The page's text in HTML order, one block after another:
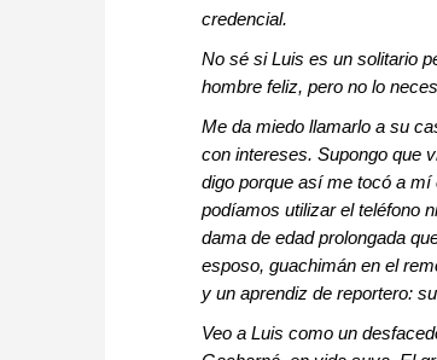
credencial.
No sé si Luis es un solitario
hombre feliz, pero no lo
Me da miedo llamarlo a su
con intereses. Supongo que
digo porque así me tocó a
podíamos utilizar el teléfono
dama de edad prolongada
esposo, guachimán en el
y un aprendiz de reportero:
Veo a Luis como un